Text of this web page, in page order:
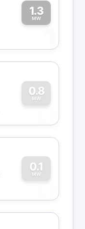
1.3
MW
1
0.8
MW
0
0.1
MW
0